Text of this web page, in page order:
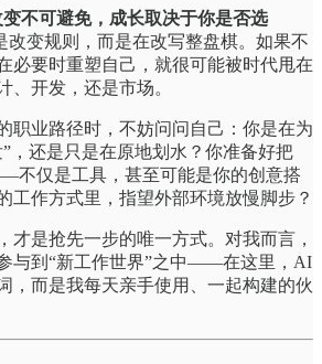
变不可避免，成长取决于你是否选
改变规则，而是在改写整盘棋。如果不
必要时重塑自己，就很可能被时代甩在
开发，还是市场。
职业路径时，不妨问问自己：你是在为
，还是只是在原地划水？你准备好把
不仅是工具，甚至可能是你的创意搭
工作方式里，指望外部环境放慢脚步？
才是抢先一步的唯一方式。对我而言，
与到“新工作世界”之中——在这里，AI
，而是我每天亲手使用、一起构建的伙